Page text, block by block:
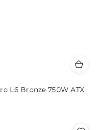
L6 Bronze 750W ATX